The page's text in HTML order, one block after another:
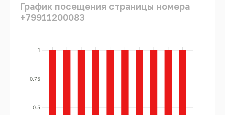
График посещения страницы номера
+79911200083
0.5
0.75
1